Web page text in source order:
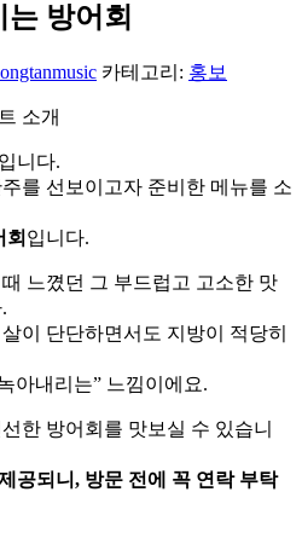
방어회
카테고리: 홍보
소개
니다.
를 선보이고자 준비한 메뉴를 소
회 입니다.
느꼈던 그 부드럽고 고소한 맛
이 단단하면서도 지방이 적당히
아내리는” 느낌이에요.
한 방어회를 맛보실 수 있습니
공되니, 방문 전에 꼭 연락 부탁